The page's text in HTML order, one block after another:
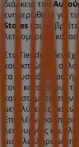
διάρκεια του
ενημερωθείτε για
Stores και να
λεπτομέρειες
Στο Tiendeo, δεν
και εκπτώσεις,
τα φυσικά
τους καταλόγους της
καταστήματα στην
μεγαλύτερες
Επιπλέον, σας
λειτουργίας και
μια ολοκληρωμένη